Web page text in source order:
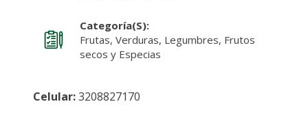
Categoría(s):
Frutas, Verduras, Legumbres, Frutos
secos y Especias
Celular:3208827170